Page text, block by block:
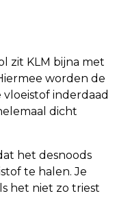
zit KLM bijna met
worden de
inderdaad
dicht
het desnoods
te halen. Je
het niet zo triest